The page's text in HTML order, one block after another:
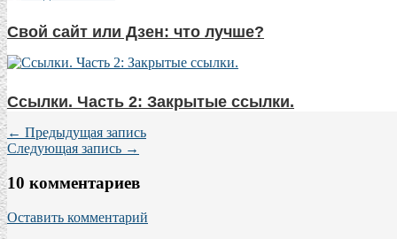
Свой сайт или Дзен: что лучше?
Ссылки. Часть 2: Закрытые ссылки.
← Предыдущая запись
Следующая запись →
10 комментариев
Оставить комментарий